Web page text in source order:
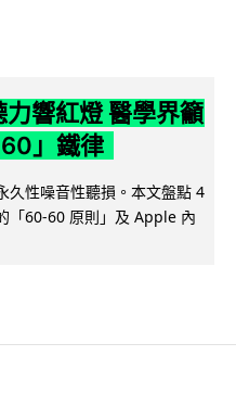
響紅燈 醫學界籲
」鐵律
久性噪音性聽損。本文盤點 4
「60-60 原則」及 Apple 內